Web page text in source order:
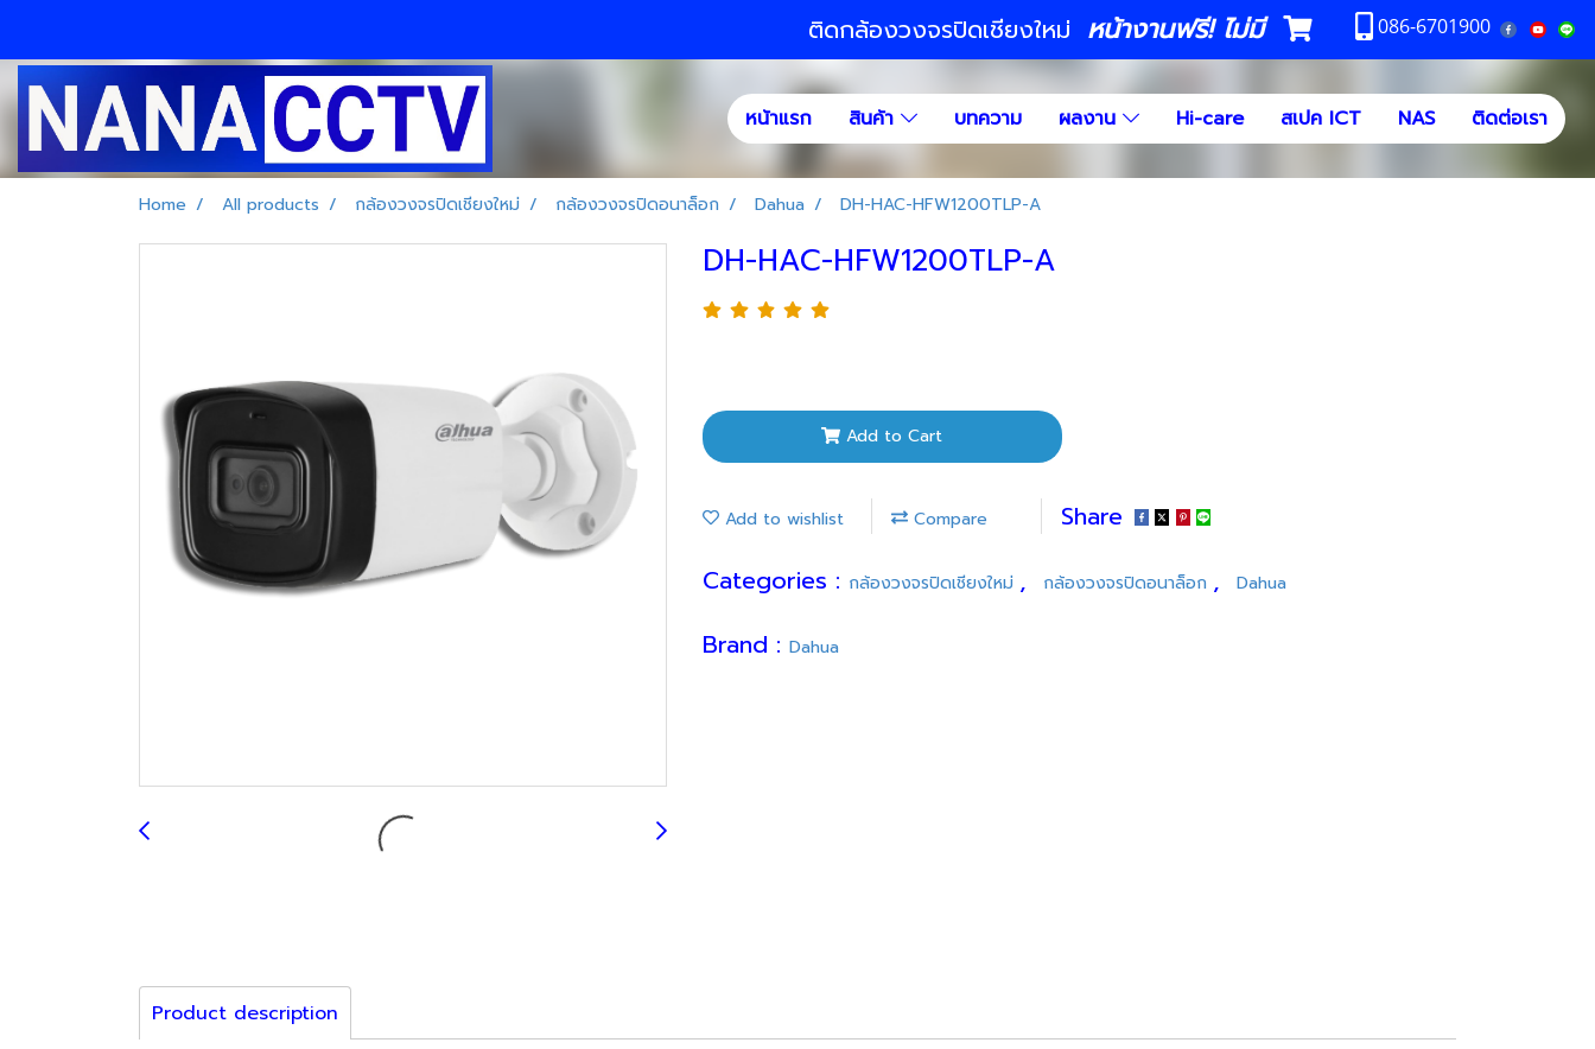
ติดกล้องวงจรปิดเชียงใหม่ หน้างานฟรี! ไม่มี 086-6701900
หน้าแรก สินค้า บทความ ผลงาน Hi-care สเปค ICT NAS ติดต่อเรา
Home All products กล้องวงจรปิดเชียงใหม่ กล้องวงจรปิดอนาล็อก Dahua DH-HAC-HFW1200TLP-A
DH-HAC-HFW1200TLP-A
Add to Cart
Add to wishlist Compare
Share
Categories : กล้องวงจรปิดเชียงใหม่ , กล้องวงจรปิดอนาล็อก , Dahua
Brand : Dahua
Product description